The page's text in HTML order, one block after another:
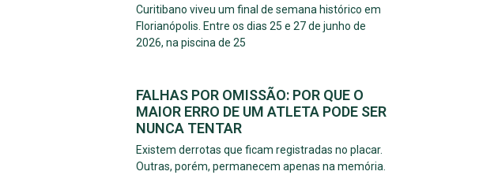
Curitibano viveu um final de semana histórico em
Florianópolis. Entre os dias 25 e 27 de junho de
2026, na piscina de 25
FALHAS POR OMISSÃO: POR QUE O
MAIOR ERRO DE UM ATLETA PODE SER
NUNCA TENTAR
Existem derrotas que ficam registradas no placar.
Outras, porém, permanecem apenas na memória.